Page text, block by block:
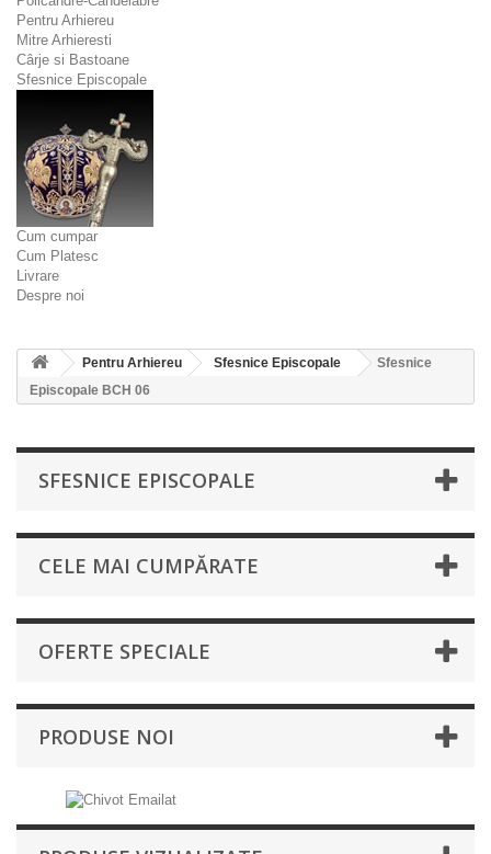
Pentru Arhiereu
Mitre Arhieresti
Cârje si Bastoane
Sfesnice Episcopale
Cum cumpar
Cum Platesc
Livrare
Despre noi
Pentru Arhiereu Sfesnice Episcopale
Sfesnice
Episcopale BCH 06
SFESNICE EPISCOPALE
CELE MAI CUMPĂRATE
OFERTE SPECIALE
PRODUSE NOI